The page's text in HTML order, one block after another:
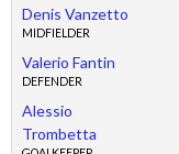
Denis Vanzetto
MIDFIELDER
Valerio Fantin
DEFENDER
Alessio
Trombetta